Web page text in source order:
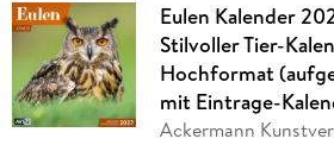
Eulen Kalender
Stilvoller Tier-
Hochformat
mit Eintrage-
Ackermann